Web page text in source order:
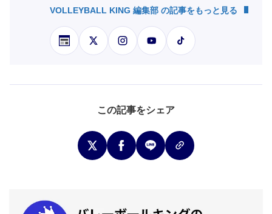
VOLLEYBALL KING 編集部 の記事をもっと見る
この記事をシェア